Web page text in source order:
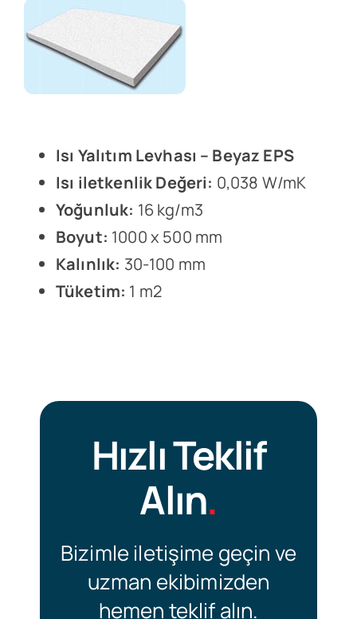
Isı Yalıtım Levhası – Beyaz EPS
Isı iletkenlik Değeri: 0,038 W/mK
Yoğunluk: 16 kg/m3
Boyut: 1000 x 500 mm
Kalınlık: 30-100 mm
Tüketim: 1 m2
Hızlı Teklif
Alın.
Bizimle iletişime geçin ve
uzman ekibimizden
hemen teklif alın.